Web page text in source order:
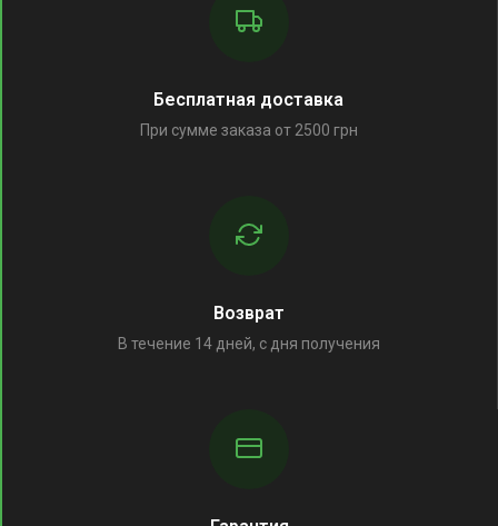
Бесплатная доставка
При сумме заказа от 2500 грн
Возврат
В течение 14 дней, с дня получения